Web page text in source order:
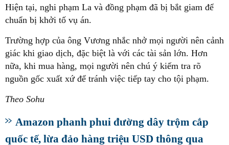
Hiện tại, nghi phạm La và đồng phạm đã bị bắt giam để
chuẩn bị khởi tố vụ án.
Trường hợp của ông Vương nhắc nhở mọi người nên cảnh
giác khi giao dịch, đặc biệt là với các tài sản lớn. Hơn
nữa, khi mua hàng, mọi người nên chú ý kiếm tra rõ
nguồn gốc xuất xứ để tránh việc tiếp tay cho tội phạm.
Theo Sohu
Amazon phanh phui đường dây trộm cắp
quốc tế, lừa đảo hàng triệu USD thông qua